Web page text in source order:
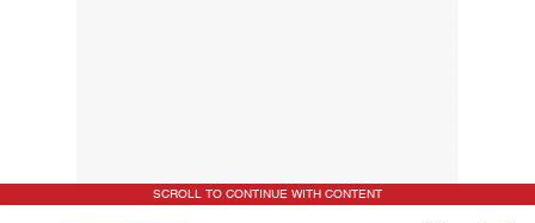
SCROLL TO CONTINUE WITH CONTENT